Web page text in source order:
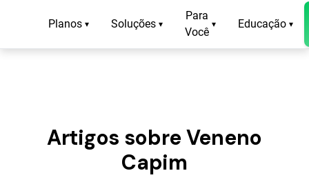
Planos ▾ Soluções ▾
Para
Você
▾ Educação ▾
Artigos sobre Veneno
Capim